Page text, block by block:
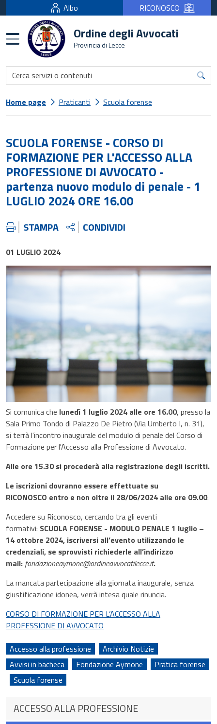
Albo RICONOSCO
Burger menu Ordine degli Avvocati
Provincia di Lecce
Home page Praticanti Scuola forense
SCUOLA FORENSE - CORSO DI
FORMAZIONE PER L'ACCESSO ALLA
PROFESSIONE DI AVVOCATO -
partenza nuovo modulo di penale - 1
LUGLIO 2024 ORE 16.00
STAMPA CONDIVIDI
01 LUGLIO 2024
Si comunica che lunedì 1 luglio 2024 alle ore 16.00, presso la
Sala Primo Tondo di Palazzo De Pietro (Via Umberto I, n. 31),
si terrà l'incontro inaugurale del modulo di penale del Corso di
Formazione per l'Accesso alla Professione di Avvocato.
Alle ore 15.30 si procederà alla registrazione degli iscritti.
Le iscrizioni dovranno essere effettuate su
RICONOSCO entro e non oltre il 28/06/2024 alle ore 09.00.
Accedere su Riconosco, cercando tra gli eventi
formativi: SCUOLA FORENSE - MODULO PENALE 1 luglio –
14 ottobre 2024, iscriversi all’evento utilizzando le
credenziali, se sprovvisti richiederle all’indirizzo
mail: fondazioneaymone@ordineavvocatilecce.it.
La mancata partecipazione alla giornata inaugurale, senza
giustificazione idonea, verrà intesa quale rinuncia.
CORSO DI FORMAZIONE PER L’ACCESSO ALLA
PROFESSIONE DI AVVOCATO
Accesso alla professione
Archivio Notizie
Avvisi in bacheca
Fondazione Aymone
Pratica forense
Scuola forense
ACCESSO ALLA PROFESSIONE